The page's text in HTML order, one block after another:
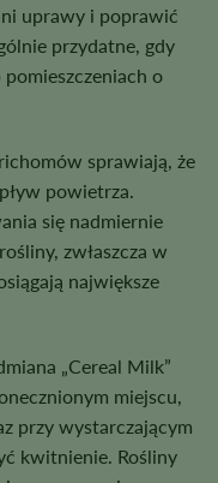
uprawy i poprawić
przydatne, gdy
o
sprawiają, że
powietrza.
się nadmiernie
zwłaszcza w
największe
„Cereal Milk”
miejscu,
przy wystarczającym
kwitnienie. Rośliny